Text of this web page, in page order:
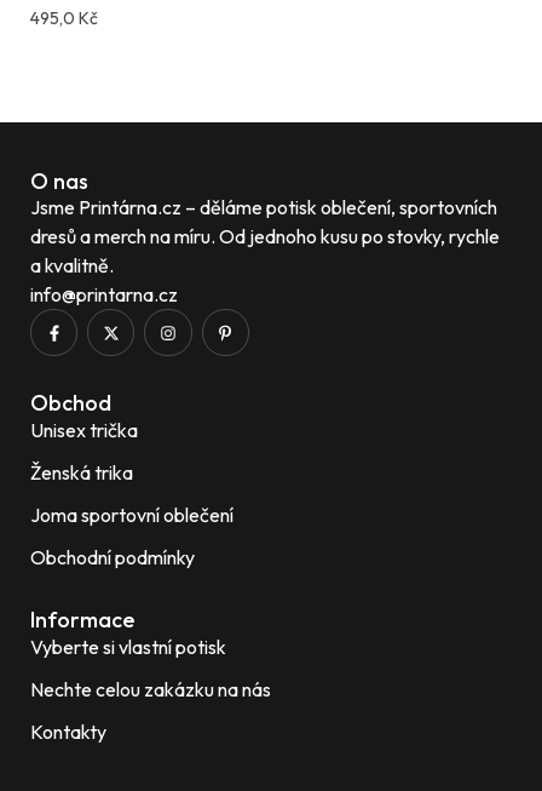
495,0 Kč
O nas
Jsme Printárna.cz – děláme potisk oblečení, sportovních
dresů a merch na míru. Od jednoho kusu po stovky, rychle
a kvalitně.
info@printarna.cz
Obchod
Unisex trička
Ženská trika
Joma sportovní oblečení
Obchodní podmínky
Informace
Vyberte si vlastní potisk
Nechte celou zakázku na nás
Kontakty